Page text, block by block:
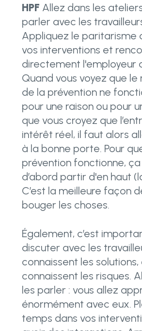
HPF Allez dans les
parler avec les
Appliquez le paritarisme
vos interventions et
directement l'employeur
Quand vous voyez que
de la prévention ne
pour une raison ou pour
que vous croyez que
intérêt réel, il faut alors
à la bonne porte. Pour
prévention fonctionne,
d’abord partir d'en haut
C’est la meilleure façon
bouger les choses.
Également, c’est
discuter avec les
connaissent les solutions,
connaissent les risques.
les parler : vous allez
énormément avec eux.
temps dans vos